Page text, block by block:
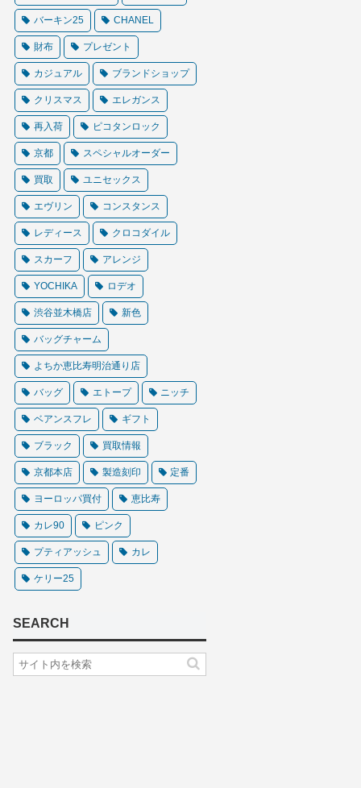
バーキン25 CHANEL
財布 プレゼント
カジュアル ブランドショップ
クリスマス エレガンス
再入荷 ピコタンロック
京都 スペシャルオーダー
買取 ユニセックス
エヴリン コンスタンス
レディース クロコダイル
スカーフ アレンジ
YOCHIKA ロデオ
渋谷並木橋店 新色
バッグチャーム
よちか恵比寿明治通り店
バッグ エトープ ニッチ
ベアンスフレ ギフト
ブラック 買取情報
京都本店 製造刻印 定番
ヨーロッパ買付 恵比寿
カレ90 ピンク
プティアッシュ カレ
ケリー25
SEARCH